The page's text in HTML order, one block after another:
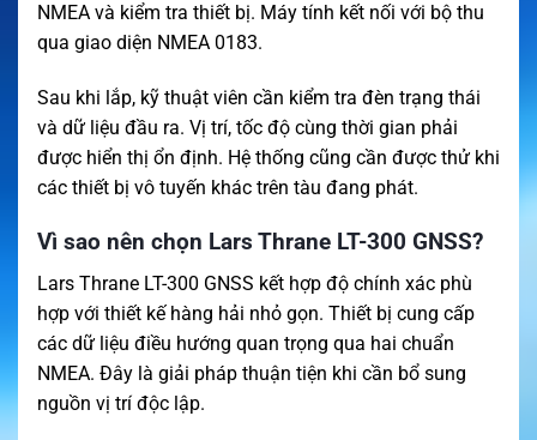
NMEA và kiểm tra thiết bị. Máy tính kết nối với bộ thu
qua giao diện NMEA 0183.
Sau khi lắp, kỹ thuật viên cần kiểm tra đèn trạng thái
và dữ liệu đầu ra. Vị trí, tốc độ cùng thời gian phải
được hiển thị ổn định. Hệ thống cũng cần được thử khi
các thiết bị vô tuyến khác trên tàu đang phát.
Vì sao nên chọn Lars Thrane LT-300 GNSS?
Lars Thrane LT-300 GNSS kết hợp độ chính xác phù
hợp với thiết kế hàng hải nhỏ gọn. Thiết bị cung cấp
các dữ liệu điều hướng quan trọng qua hai chuẩn
NMEA. Đây là giải pháp thuận tiện khi cần bổ sung
nguồn vị trí độc lập.